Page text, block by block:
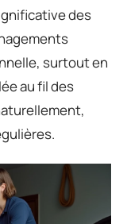
des
surtout en
au fil des